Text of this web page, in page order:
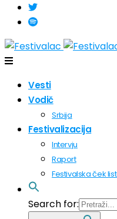
Vesti
Vodič
Srbija
Festivalizacija
Intervju
Raport
Festivalska ček
Search for: